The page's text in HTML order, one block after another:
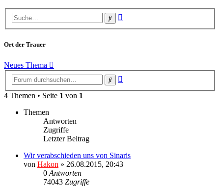
Suche
Ort der Trauer
Neues Thema
Suche
4 Themen • Seite 1 von 1
Themen
Antworten
Zugriffe
Letzter Beitrag
Wir verabschieden uns von Sinaris
von Hakon » 26.08.2015, 20:43
0Antworten
74043 Zugriffe